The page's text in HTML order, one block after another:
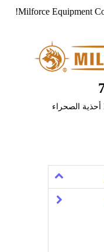
المملكة العربية السعودية أستراليا مقاوم للماء المشي لمسافات طويلة نظام BOA أحذية الصحراء